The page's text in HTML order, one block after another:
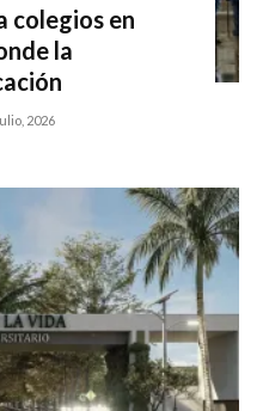
colegios en
la
2026